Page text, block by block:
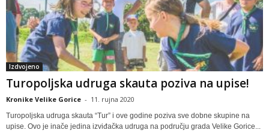
Izdvojeno
Turopoljska udruga skauta poziva na upise!
Kronike Velike Gorice - 11. rujna 2020
Turopoljska udruga skauta “Tur” i ove godine poziva sve dobne skupine na
upise. Ovo je inače jedina izviđačka udruga na području grada Velike Gorice...